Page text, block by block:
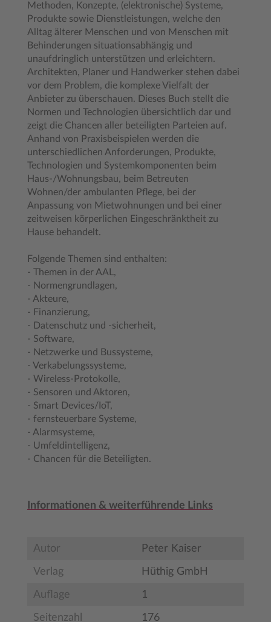
Methoden, Konzepte, (elektronische) Systeme,
Produkte sowie Dienstleistungen, welche den
Alltag älterer Menschen und von Menschen mit
Behinderungen situationsabhängig und
unaufdringlich unterstützen und erleichtern.
Architekten, Planer und Handwerker stehen dabei
vor dem Problem, die komplexe Vielfalt der
Anbieter zu überschauen. Dieses Buch stellt die
Normen und Technologien übersichtlich dar und
zeigt die Chancen aller beteiligten Parteien auf.
Anhand von Praxisbeispielen werden die
unterschiedlichen Anforderungen, Produkte,
Technologien und Systemkomponenten beim
Haus-/Wohnungsbau, beim Betreuten
Wohnen/der ambulanten Pflege, bei der
Anpassung von Mietwohnungen und bei einer
zeitweisen körperlichen Eingeschränktheit zu
Hause behandelt.
Folgende Themen sind enthalten:
- Themen in der AAL,
- Normengrundlagen,
- Akteure,
- Finanzierung,
- Datenschutz und -sicherheit,
- Software,
- Netzwerke und Bussysteme,
- Verkabelungssysteme,
- Wireless-Protokolle,
- Sensoren und Aktoren,
- Smart Devices/IoT,
- fernsteuerbare Systeme,
- Alarmsysteme,
- Umfeldintelligenz,
- Chancen für die Beteiligten.
Informationen & weiterführende Links
Autor Peter Kaiser
Verlag Hüthig GmbH
Auflage 1
Seitenzahl 176